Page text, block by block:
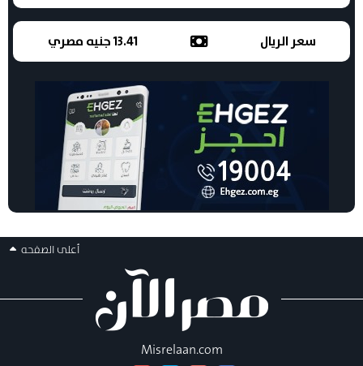
سعر الريال 13.41 جنيه مصري
أعلى الصفحه
Misrelaan.com